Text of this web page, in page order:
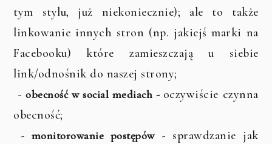
tym stylu, już niekoniecznie); ale to także
linkowanie innych stron (np. jakiejś marki na
Facebooku) które zamieszczają u siebie
link/odnośnik do naszej strony;
-obecność w social mediach - oczywiście czynna
obecność;
- monitorowanie postępów - sprawdzanie jak